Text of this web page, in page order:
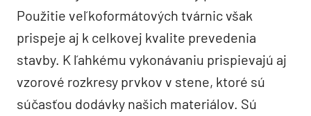
Použitie veľkoformátových tvárnic však
prispeje aj k celkovej kvalite prevedenia
stavby. K ľahkému vykonávaniu prispievajú aj
vzorové rozkresy prvkov v stene, ktoré sú
súčasťou dodávky našich materiálov. Sú